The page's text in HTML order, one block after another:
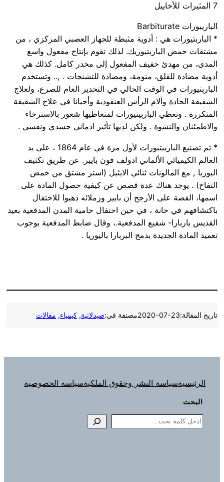
7 المثيرات للأخاييل
الباريبورات Barbiturate
* الباربتيورات هي : أدوية مثبطة للجهاز العصبي المركزي ، من
مشتقات حمض الباربتيوريك. لذلك تقوم بإنتاج مفعول واسع
المدى، من مهدئ خفيف المفعول إلى مخدر كامل. كذلك هي
أدوية مضادة للقلق، منومة، ومضادة للتشنجات . ,.. وتستخدم
الباربتيورات في الوقت الحالي في التخدير العام للصرع، ولعلاج
الشقيقة الحادة وآلام الرأس العنقودية وأحيانا في علاج الشقيقة
المتكررة . وتعطي الباربيتيورات لمتعاطيها شعور بالاسترخاء
والاطمئنان والنشوة . ولكن لديها تأثير ادماني جسدي ونفسي .
* تم تصنيع الباربيتيورات لأول مرة في عام 1864 ، على يد
العالم الكيميائي الألماني ادولف فون بايير. عن طريق تكثيف
اليوريا , مع المالونات ثنائي الايثيل (استر مشتق من حمض
التفاح) . يوجد هناك عدة قصص عن كيفية حصول المادة على
اسمها، القصة على الأرجح أن بايير وزملائه ذهبوا للاحتفال
باكتشافهم في حانة ، في حين احتفال حامية المدن المدفعية بعيد
القديس باربارا- شفيع المدفعية.، وقال ضابط المدفعية بوجوب
تعميد المادة الجديدة بدمج البربارا باليوريا .
تاريخ المقالة:2020-07-23مصنفة في:صيدلانية, كيمياء, مقالات
الرئيسيةسياسة النشر وحقوق الملكيةسياسة الخصوصية
البحث
Search